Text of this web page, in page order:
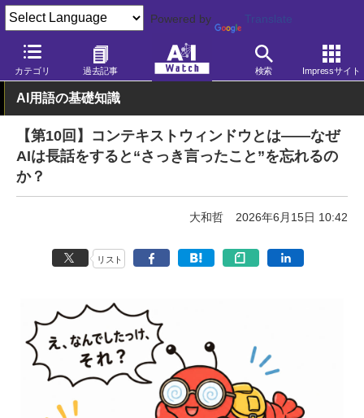
Powered by Translate
カテゴリ 過去記事 検索 Impressサイト
AI Watch 生成AI テキスト・検索
AI用語の基礎知識
【第10回】コンテキストウィンドウとは――なぜ
AIは長話をすると“さっき言ったこと”を忘れるの
か？
大和哲 2026年6月15日 10:42
リスト